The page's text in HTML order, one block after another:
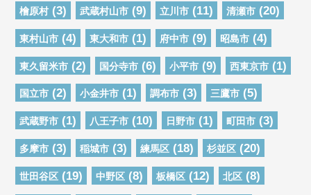
檜原村 (3) 武蔵村山市 (9) 立川市 (11) 清瀬市 (20)
東村山市 (4) 東大和市 (1) 府中市 (9) 昭島市 (4)
東久留米市 (2) 国分寺市 (6) 小平市 (9) 西東京市 (1)
国立市 (2) 小金井市 (1) 調布市 (3) 三鷹市 (5)
武蔵野市 (1) 八王子市 (10) 日野市 (1) 町田市 (3)
多摩市 (3) 稲城市 (3) 練馬区 (18) 杉並区 (20)
世田谷区 (19) 中野区 (8) 板橋区 (12) 北区 (8)